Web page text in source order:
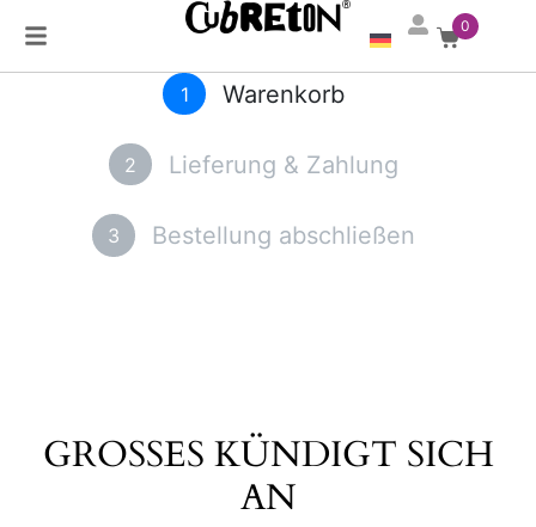
0
1 Warenkorb
2 Lieferung & Zahlung
3 Bestellung abschließen
GROSSES KÜNDIGT SICH A
N
×